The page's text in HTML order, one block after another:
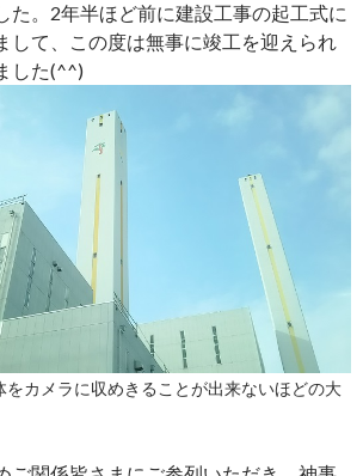
た。2年半ほど前に建設工事の起工式に
して、この度は無事に竣工を迎えられ
した(^^)
カメラに収めきることが出来ないほどの大